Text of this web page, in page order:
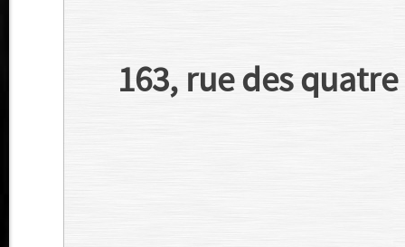
163, rue des